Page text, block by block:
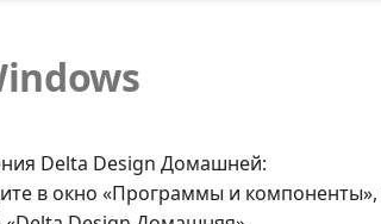
Delta Design Домашней:
в окно «Программы и